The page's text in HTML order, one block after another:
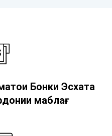
Бонки Эсхата
маблағ